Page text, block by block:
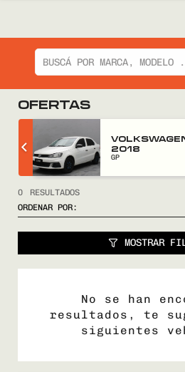
OFERTAS
2018
GP
0
RESULTADOS
ORDENAR POR:
MOSTRAR
No se han
resultados, te
siguientes